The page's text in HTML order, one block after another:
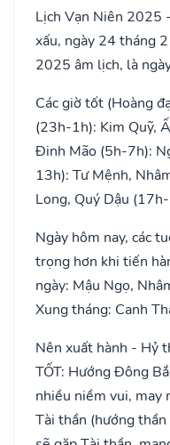
Lịch Vạn Niên 2025
xấu, ngày 24 tháng
2025 âm lịch, là
Các giờ tốt (Hoàng
(23h-1h): Kim Quỹ,
Đinh Mão (5h-7h):
13h): Tư Mệnh,
Long, Quý Dậu
Ngày hôm nay, các
trọng hơn khi tiến
ngày: Mậu Ngọ,
Xung tháng: Canh
Nên xuất hành - Hỷ
TỐT: Hướng Đông
nhiều niềm vui, may
Tài thần (hướng